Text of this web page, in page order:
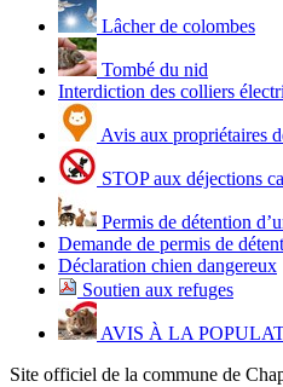
Lâcher de colombes
Tombé du nid
Interdiction des colliers
Avis aux propriétaires
STOP aux déjections
Permis de détention
Demande de permis de
Déclaration chien dangereux
Soutien aux refuges
AVIS À LA
Site officiel de la commune de